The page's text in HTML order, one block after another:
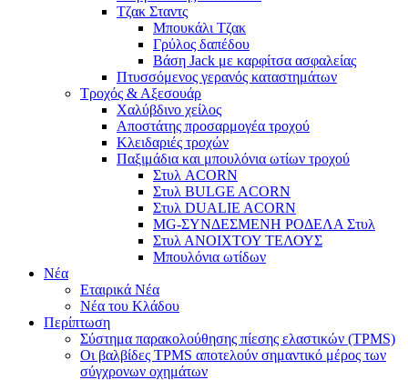
Τζακ Σταντς
Μπουκάλι Τζακ
Γρύλος δαπέδου
Βάση Jack με καρφίτσα ασφαλείας
Πτυσσόμενος γερανός καταστημάτων
Τροχός & Αξεσουάρ
Χαλύβδινο χείλος
Αποστάτης προσαρμογέα τροχού
Κλειδαριές τροχών
Παξιμάδια και μπουλόνια ωτίων τροχού
Στυλ ACORN
Στυλ BULGE ACORN
Στυλ DUALIE ACORN
MG-ΣΥΝΔΕΣΜΕΝΗ ΡΟΔΕΛΑ Στυλ
Στυλ ΑΝΟΙΧΤΟΥ ΤΕΛΟΥΣ
Μπουλόνια ωτίδων
Νέα
Εταιρικά Νέα
Νέα του Κλάδου
Περίπτωση
Σύστημα παρακολούθησης πίεσης ελαστικών (TPMS)
Οι βαλβίδες TPMS αποτελούν σημαντικό μέρος των
σύγχρονων οχημάτων